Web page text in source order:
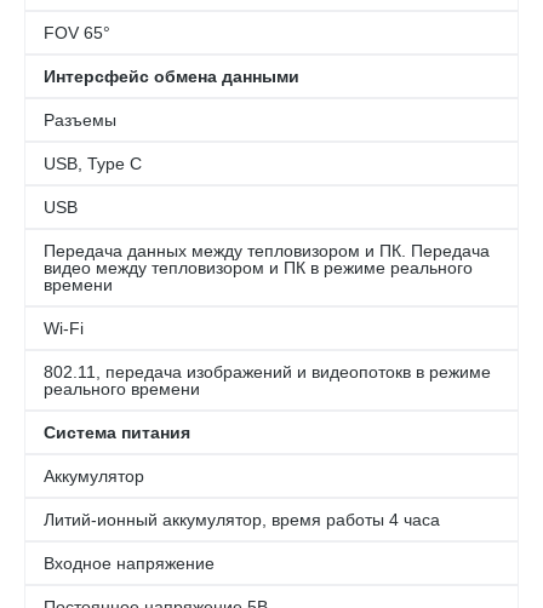
FOV 65°
Интерсфейс обмена данными
Разъемы
USB, Type С
USB
Передача данных между тепловизором и ПК. Передача
видео между тепловизором и ПК в режиме реального
времени
Wi-Fi
802.11, передача изображений и видеопотокв в режиме
реального времени
Система питания
Аккумулятор
Литий-ионный аккумулятор, время работы 4 часа
Входное напряжение